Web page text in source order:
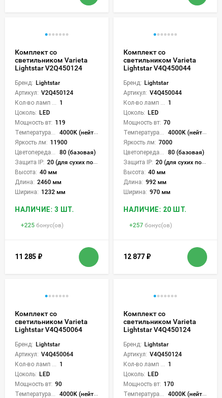
Комплект со
светильником Varieta
Lightstar V2Q450124
Бренд: Lightstar
Артикул: V2Q450124
1
Цоколь: LED
Мощность вт: 119
4000K (нейтральный)
Яркость лм: 11900
80 (базовая)
Защита IP: 20 (для сухих пом.)
Высота: 40 мм
Длина: 2460 мм
Ширина: 1232 мм
НАЛИЧИЕ: 3 ШТ.
+225 бонус(ов)
11 285 ₽
Комплект со
светильником Varieta
Lightstar V4Q450044
Бренд: Lightstar
Артикул: V4Q450044
1
Цоколь: LED
Мощность вт: 70
4000K (нейтральный)
Яркость лм: 7000
80 (базовая)
Защита IP: 20 (для сухих пом.)
Высота: 40 мм
Длина: 992 мм
Ширина: 970 мм
НАЛИЧИЕ: 20 ШТ.
+257 бонус(ов)
12 877 ₽
Комплект со
светильником Varieta
Lightstar V4Q450064
Бренд: Lightstar
Артикул: V4Q450064
1
Цоколь: LED
Мощность вт: 90
4000K (нейтральный)
Комплект со
светильником Varieta
Lightstar V4Q450124
Бренд: Lightstar
Артикул: V4Q450124
1
Цоколь: LED
Мощность вт: 170
4000K (нейтральный)